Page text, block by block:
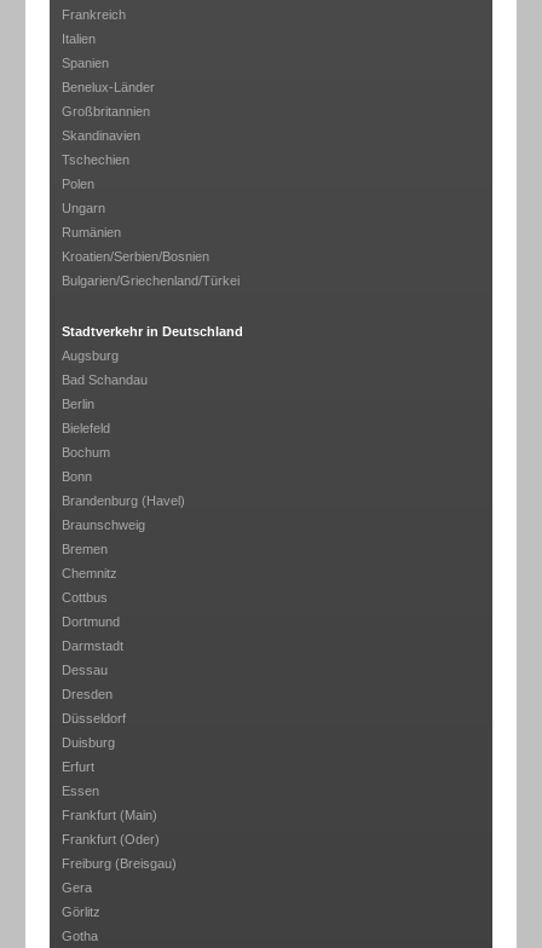
Frankreich
Italien
Spanien
Benelux-Länder
Großbritannien
Skandinavien
Tschechien
Polen
Ungarn
Rumänien
Kroatien/Serbien/Bosnien
Bulgarien/Griechenland/Türkei
Stadtverkehr in Deutschland
Augsburg
Bad Schandau
Berlin
Bielefeld
Bochum
Bonn
Brandenburg (Havel)
Braunschweig
Bremen
Chemnitz
Cottbus
Dortmund
Darmstadt
Dessau
Dresden
Düsseldorf
Duisburg
Erfurt
Essen
Frankfurt (Main)
Frankfurt (Oder)
Freiburg (Breisgau)
Gera
Görlitz
Gotha